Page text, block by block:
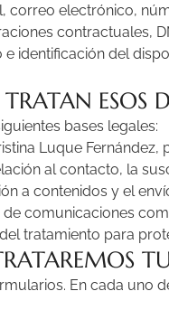
correo electrónico,
contractuales,
e identificación del
ESOS
bases legales:
Luque
al contacto, la
a contenidos y el
comunicaciones
tratamiento para
En cada uno